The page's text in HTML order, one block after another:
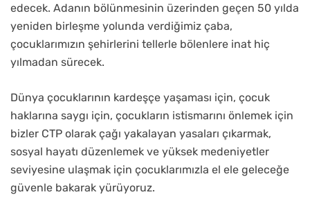
edecek. Adanın bölünmesinin üzerinden geçen 50 yılda
yeniden birleşme yolunda verdiğimiz çaba,
çocuklarımızın şehirlerini tellerle bölenlere inat hiç
yılmadan sürecek.
Dünya çocuklarının kardeşçe yaşaması için, çocuk
haklarına saygı için, çocukların istismarını önlemek için
bizler CTP olarak çağı yakalayan yasaları çıkarmak,
sosyal hayatı düzenlemek ve yüksek medeniyetler
seviyesine ulaşmak için çocuklarımızla el ele geleceğe
güvenle bakarak yürüyoruz.